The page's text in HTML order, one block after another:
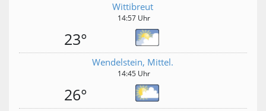
Wittibreut
14:57 Uhr
23°
Wendelstein, Mittel.
14:45 Uhr
26°